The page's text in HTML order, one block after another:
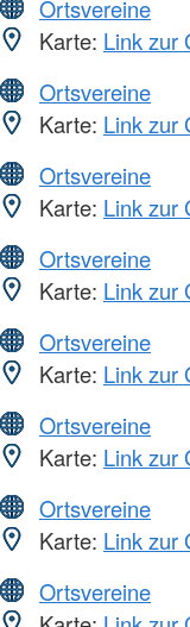
Ortsvereine
Karte: Link zur
Ortsvereine
Karte: Link zur
Ortsvereine
Karte: Link zur
Ortsvereine
Karte: Link zur
Ortsvereine
Karte: Link zur
Ortsvereine
Karte: Link zur
Ortsvereine
Karte: Link zur
Ortsvereine